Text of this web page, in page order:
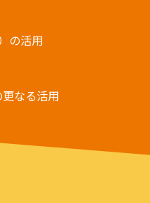
の活用
なる活用